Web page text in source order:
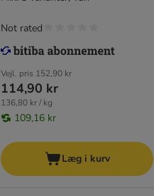
Vejl. pris 152,90 kr
114,90 kr
136,80 kr / kg
109,16 kr
Not rated
Læg i kurv